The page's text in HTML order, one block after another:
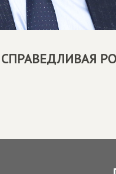
СПРАВЕДЛИВАЯ